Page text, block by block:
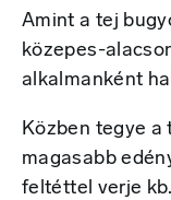
Amint a tej
közepes-
alkalmanként
Közben tegye
magasabb
feltéttel verje